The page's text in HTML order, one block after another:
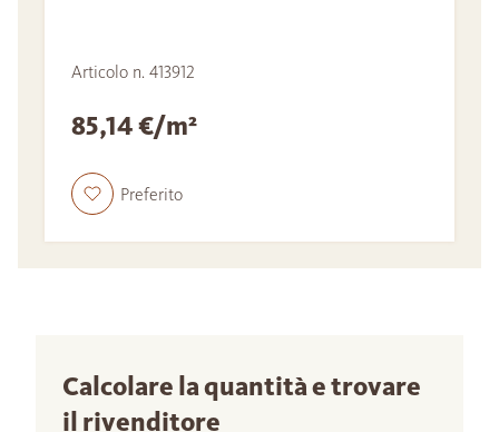
Articolo n. 413912
85,14 €/m²
Preferito
Calcolare la quantità e trovare
il rivenditore